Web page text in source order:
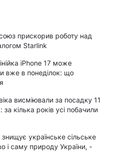
прискорив роботу над
Starlink
iPhone 17 може
вже в понеділок: що
висміювали за посадку 11
кілька років усі побачили
знищує українське сільське
і саму природу України, -